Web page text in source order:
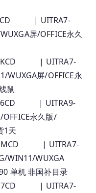
| UITRA7-
屏/OFFICE永久
| UITRA7-
WUXGA屏/OFFICE永
鼠
| UITRA9-
永久版/
天
| UITRA7-
WIN11/WUXGA
机 非国补目录
| UITRA7-